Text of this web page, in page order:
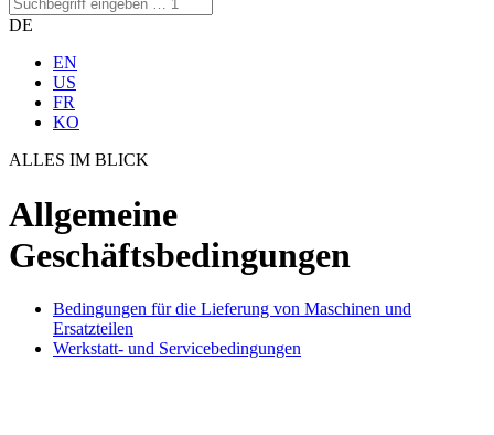
DE
EN
US
FR
KO
ALLES IM BLICK
Allgemeine
Geschäftsbedingungen
Bedingungen für die Lieferung von Maschinen und
Ersatzteilen
Werkstatt- und Servicebedingungen